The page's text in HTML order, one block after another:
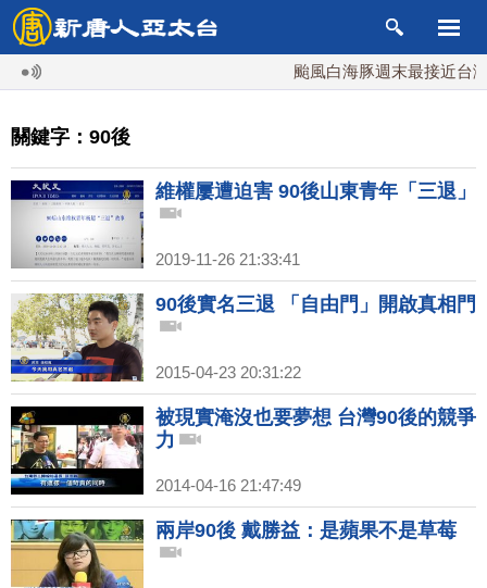
颱風白海豚週末最接近台灣
關鍵字：90後
維權屢遭迫害 90後山東青年「三退」
2019-11-26 21:33:41
90後實名三退 「自由門」開啟真相門
2015-04-23 20:31:22
被現實淹沒也要夢想 台灣90後的競爭
力
2014-04-16 21:47:49
兩岸90後 戴勝益：是蘋果不是草莓